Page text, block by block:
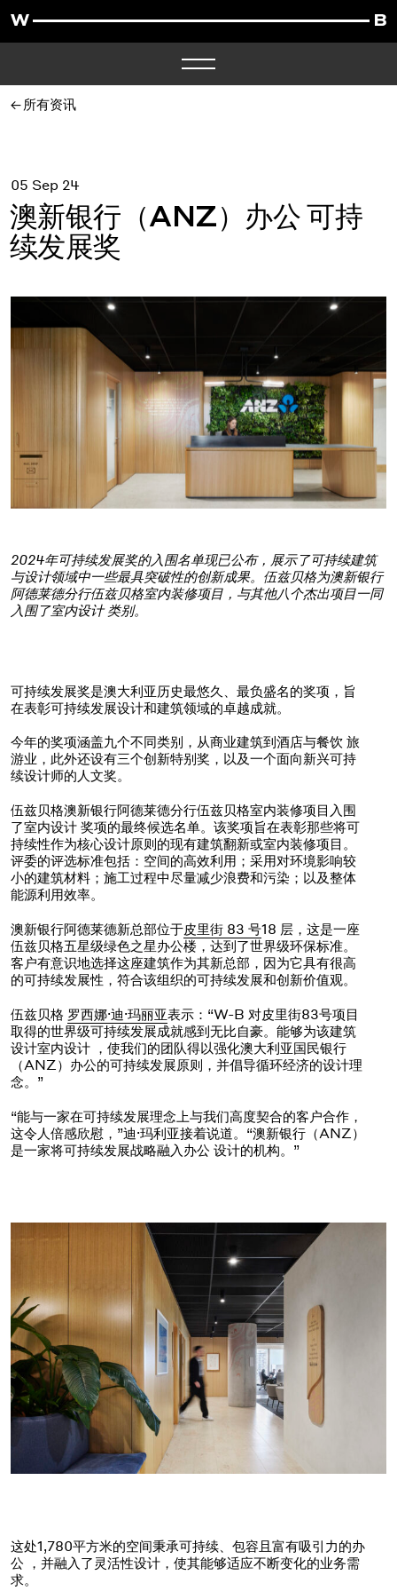
所有资讯
05 Sep 24
澳新银行（ANZ）办公 可持
续发展奖
2024年可持续发展奖的入围名单现已公布，展示了可持续建筑
与设计领域中一些最具突破性的创新成果。伍兹贝格为澳新银行
阿德莱德分行伍兹贝格室内装修项目，与其他八个杰出项目一同
入围了室内设计 类别。
可持续发展奖是澳大利亚历史最悠久、最负盛名的奖项，旨
在表彰可持续发展设计和建筑领域的卓越成就。
今年的奖项涵盖九个不同类别，从商业建筑到酒店与餐饮 旅
游业，此外还设有三个创新特别奖，以及一个面向新兴可持
续设计师的人文奖。
伍兹贝格澳新银行阿德莱德分行伍兹贝格室内装修项目入围
了室内设计 奖项的最终候选名单。该奖项旨在表彰那些将可
持续性作为核心设计原则的现有建筑翻新或室内装修项目。
评委的评选标准包括：空间的高效利用；采用对环境影响较
小的建筑材料；施工过程中尽量减少浪费和污染；以及整体
能源利用效率。
澳新银行阿德莱德新总部位于皮里街 83 号18 层，这是一座
伍兹贝格五星级绿色之星办公楼，达到了世界级环保标准。
客户有意识地选择这座建筑作为其新总部，因为它具有很高
的可持续发展性，符合该组织的可持续发展和创新价值观。
伍兹贝格 罗西娜·迪·玛丽亚表示：“W-B 对皮里街83号项目
取得的世界级可持续发展成就感到无比自豪。能够为该建筑
设计室内设计 ，使我们的团队得以强化澳大利亚国民银行
（ANZ）办公的可持续发展原则，并倡导循环经济的设计理
念。”
“能与一家在可持续发展理念上与我们高度契合的客户合作，
这令人倍感欣慰，”迪·玛利亚接着说道。“澳新银行（ANZ）
是一家将可持续发展战略融入办公 设计的机构。”
这处1,780平方米的空间秉承可持续、包容且富有吸引力的办
公 ，并融入了灵活性设计，使其能够适应不断变化的业务需
求。